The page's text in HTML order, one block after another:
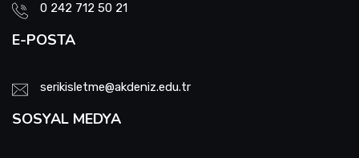
0 242 712 50 21
E-POSTA
serikisletme@akdeniz.edu.tr
SOSYAL MEDYA